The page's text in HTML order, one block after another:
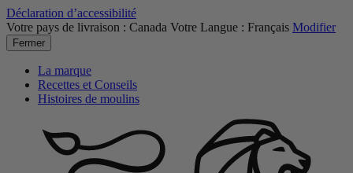
Déclaration d’accessibilité
Votre pays de livraison : Canada Votre Langue : Français Modifier
Fermer
La marque
Recettes et Conseils
Histoires de moulins